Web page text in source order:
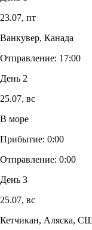
23.07, пт
Ванкувер, Канада
Отправление: 17:00
День 2
25.07, вс
В море
Прибытие: 0:00
Отправление: 0:00
День 3
25.07, вс
Кетчикан, Аляска,